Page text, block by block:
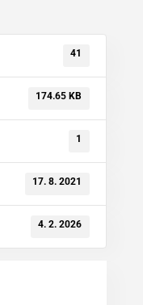
41
174.65 KB
1
17. 8. 2021
4. 2. 2026